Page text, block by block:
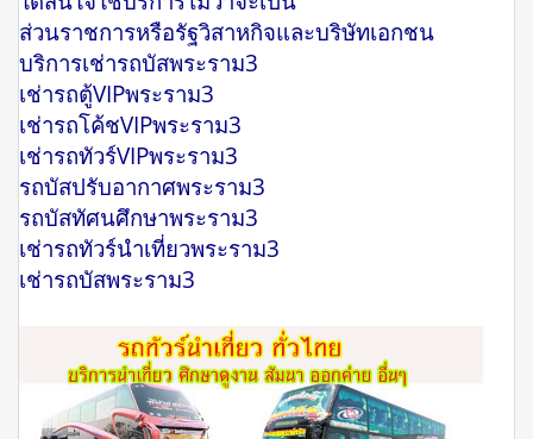
ส่วนราชการหรือรัฐวิสาหกิจและบริษัทเอกชน
บริการเช่ารถบัสพระราม3
เช่ารถตู้VIPพระราม3
เช่ารถโค้ชVIPพระราม3
เช่ารถทัวร์VIPพระราม3
รถบัสปรับอากาศพระราม3
รถบัสทัศนศึกษาพระราม3
เช่ารถทัวร์นำเที่ยวพระราม3
เช่ารถบัสพระราม3